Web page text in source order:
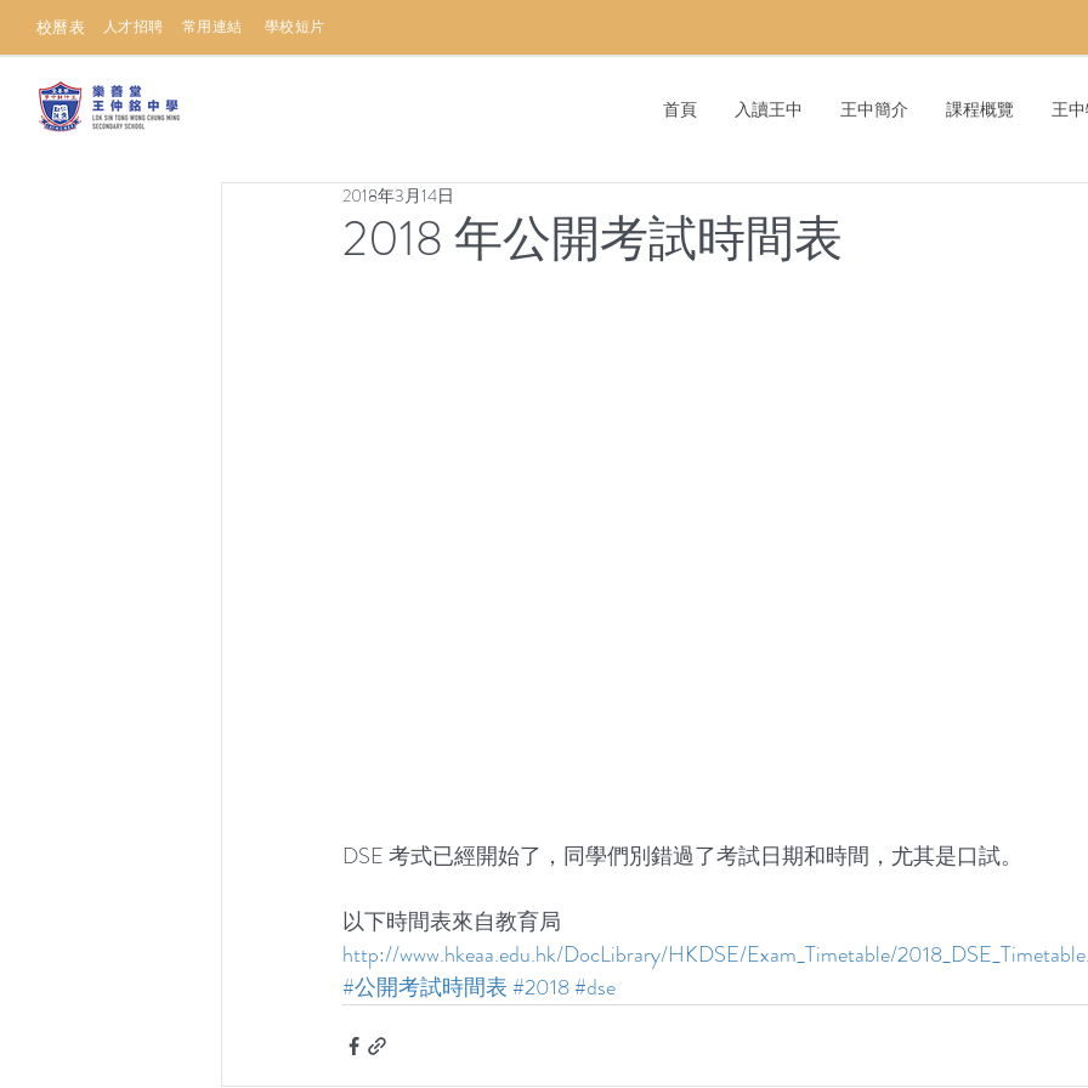
常用連結
人才招聘
校曆表 學校短片
首頁 入讀王中 王中簡介 課程概覽 王
2018 年公開考試時間表
2018年3月14日
DSE 考式已經開始了，同學們別錯過了考試日期和時間，尤其是口試。
以下時間表來自教育局
http://www.hkeaa.edu.hk/DocLibrary/HKDSE/Exam_Timetable/
#公開考試時間表#2018#dse